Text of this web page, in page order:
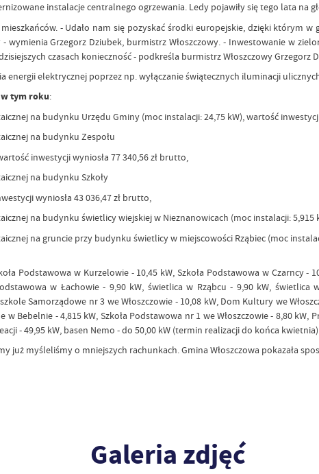
instalacje centralnego ogrzewania. Ledy pojawiły się tego lata na
- Udało nam się pozyskać środki europejskie, dzięki którym
Grzegorz Dziubek, burmistrz Włoszczowy. - Inwestowanie w
czasach konieczność - podkreśla burmistrz Włoszczowy Grzegorz
elektrycznej poprzez np. wyłączanie świątecznych iluminacji
tym roku:
na budynku Urzędu Gminy (moc instalacji: 24,75 kW), wartość
na budynku Zespołu
inwestycji wyniosła 77 340,56 zł brutto,
na budynku Szkoły
wyniosła 43 036,47 zł brutto,
na budynku świetlicy wiejskiej w Nieznanowicach (moc instalacji: 5,915
na gruncie przy budynku świetlicy w miejscowości Rząbiec (moc
Podstawowa w Kurzelowie - 10,45 kW, Szkoła Podstawowa w Czarncy -
w Łachowie - 9,90 kW, świetlica w Rząbcu - 9,90 kW, świetlica
Samorządowe nr 3 we Włoszczowie - 10,08 kW, Dom Kultury we
Bebelnie - 4,815 kW, Szkoła Podstawowa nr 1 we Włoszczowie - 8,80
- 49,95 kW, basen Nemo - do 50,00 kW (termin realizacji do końca
już myśleliśmy o mniejszych rachunkach. Gmina Włoszczowa pokazała
Galeria zdjęć